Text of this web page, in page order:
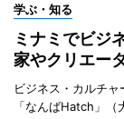
学ぶ・知る
ミナミでビジ
家やクリエー
ビジネス・カルチャ
「なんばHatch」（